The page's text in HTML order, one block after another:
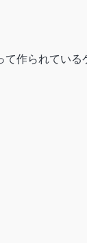
作られている